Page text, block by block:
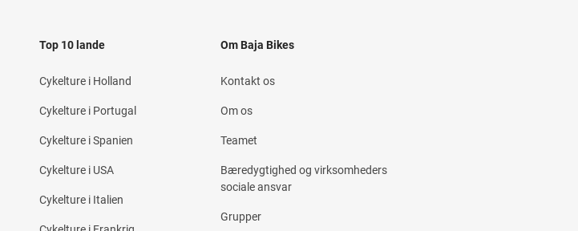
Top 10 lande
Cykelture i Holland
Cykelture i Portugal
Cykelture i Spanien
Cykelture i USA
Cykelture i Italien
Om Baja Bikes
Kontakt os
Om os
Teamet
Bæredygtighed og virksomheders
sociale ansvar
Grupper